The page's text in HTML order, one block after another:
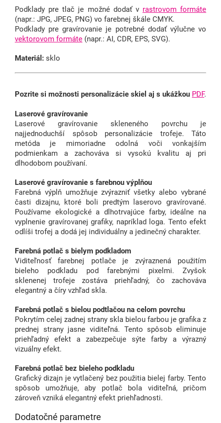
Podklady pre tlač je možné dodať v rastrovom formáte
(napr.: JPG, JPEG, PNG) vo farebnej škále CMYK.
Podklady pre gravírovanie je potrebné dodať výlučne vo
vektorovom formáte (napr.: AI, CDR, EPS, SVG).
Materiál: sklo
Pozrite si možnosti personalizácie skiel aj s ukážkou PDF.
Laserové gravírovanie
Laserové gravírovanie skleneného povrchu je
najjednoduchší spôsob personalizácie trofeje. Táto
metóda je mimoriadne odolná voči vonkajším
podmienkam a zachováva si vysokú kvalitu aj pri
dlhodobom používaní.
Laserové gravírovanie s farebnou výplňou
Farebná výplň umožňuje zvýrazniť všetky alebo vybrané
časti dizajnu, ktoré boli predtým laserovo gravírované.
Používame ekologické a dlhotrvajúce farby, ideálne na
vyplnenie gravírovanej grafiky, napríklad loga. Tento efekt
odlíši trofej a dodá jej individuálny a jedinečný charakter.
Farebná potlač s bielym podkladom
Viditeľnosť farebnej potlače je zvýraznená použitím
bieleho podkladu pod farebnými pixelmi. Zvyšok
sklenenej trofeje zostáva priehľadný, čo zachováva
elegantný a číry vzhľad skla.
Farebná potlač s bielou podtlačou na celom povrchu
Pokrytím celej zadnej strany skla bielou farbou je grafika z
prednej strany jasne viditeľná. Tento spôsob eliminuje
priehľadný efekt a zabezpečuje sýte farby a výrazný
vizuálny efekt.
Farebná potlač bez bieleho podkladu
Grafický dizajn je vytlačený bez použitia bielej farby. Tento
spôsob umožňuje, aby potlač bola viditeľná, pričom
zároveň vzniká elegantný efekt priehľadnosti.
Dodatočné parametre